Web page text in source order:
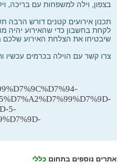
בצפון, וילה למשפחות עם בריכה,
תכנון אירועים קטנים דורש
שיבטיחו את הצלחת האירוע שלכם
צרו קשר עם הוילה בכרמים עכשיו
5-
אתרים נוספים בתחום כללי